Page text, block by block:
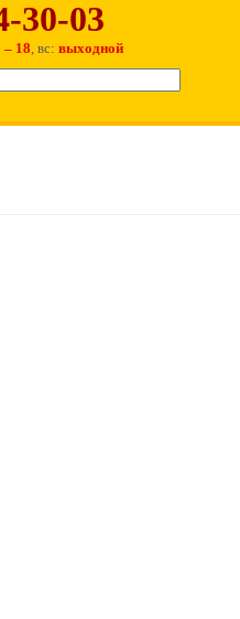
30-03
– 18, вс: выходной